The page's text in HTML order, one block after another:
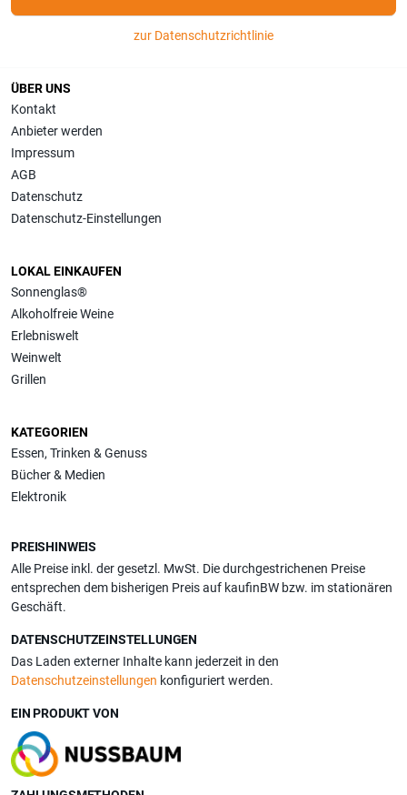
zur Datenschutzrichtlinie
ÜBER UNS
Kontakt
Anbieter werden
Impressum
AGB
Datenschutz
Datenschutz-Einstellungen
LOKAL EINKAUFEN
Sonnenglas®
Alkoholfreie Weine
Erlebniswelt
Weinwelt
Grillen
KATEGORIEN
Essen, Trinken & Genuss
Bücher & Medien
Elektronik
PREISHINWEIS
Alle Preise inkl. der gesetzl. MwSt. Die durchgestrichenen Preise
entsprechen dem bisherigen Preis auf kaufinBW bzw. im stationären
Geschäft.
DATENSCHUTZEINSTELLUNGEN
Das Laden externer Inhalte kann jederzeit in den
Datenschutzeinstellungen konfiguriert werden.
EIN PRODUKT VON